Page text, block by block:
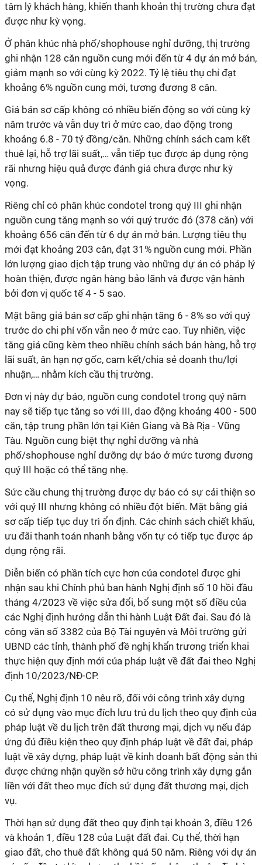
tâm lý khách hàng, khiến thanh khoản thị trường chưa đạt
được như kỳ vọng.
Ở phân khúc nhà phố/shophouse nghỉ dưỡng, thị trường
ghi nhận 128 căn nguồn cung mới đến từ 4 dự án mở bán,
giảm mạnh so với cùng kỳ 2022. Tỷ lệ tiêu thụ chỉ đạt
khoảng 6% nguồn cung mới, tương đương 8 căn.
Giá bán sơ cấp không có nhiều biến động so với cùng kỳ
năm trước và vẫn duy trì ở mức cao, dao động trong
khoảng 6.8 - 70 tỷ đồng/căn. Những chính sách cam kết
thuê lại, hỗ trợ lãi suất,… vẫn tiếp tục được áp dụng rộng
rãi nhưng hiệu quả được đánh giá chưa được như kỳ
vọng.
Riêng chỉ có phân khúc condotel trong quý III ghi nhận
nguồn cung tăng mạnh so với quý trước đó (378 căn) với
khoảng 656 căn đến từ 6 dự án mở bán. Lượng tiêu thụ
mới đạt khoảng 203 căn, đạt 31% nguồn cung mới. Phần
lớn lượng giao dịch tập trung vào những dự án có pháp lý
hoàn thiện, được ngân hàng bảo lãnh và được vận hành
bởi đơn vị quốc tế 4 - 5 sao.
Mặt bằng giá bán sơ cấp ghi nhận tăng 6 - 8% so với quý
trước do chi phí vốn vẫn neo ở mức cao. Tuy nhiên, việc
tăng giá cũng kèm theo nhiều chính sách bán hàng, hỗ trợ
lãi suất, ân hạn nợ gốc, cam kết/chia sẻ doanh thu/lợi
nhuận,… nhằm kích cầu thị trường.
Đơn vị này dự báo, nguồn cung condotel trong quý năm
nay sẽ tiếp tục tăng so với III, dao động khoảng 400 - 500
căn, tập trung phần lớn tại Kiên Giang và Bà Rịa - Vũng
Tàu. Nguồn cung biệt thự nghỉ dưỡng và nhà
phố/shophouse nghỉ dưỡng dự báo ở mức tương đương
quý III hoặc có thể tăng nhẹ.
Sức cầu chung thị trường được dự báo có sự cải thiện so
với quý III nhưng không có nhiều đột biến. Mặt bằng giá
sơ cấp tiếp tục duy trì ổn định. Các chính sách chiết khấu,
ưu đãi thanh toán nhanh bằng vốn tự có tiếp tục được áp
dụng rộng rãi.
Diễn biến có phần tích cực hơn của condotel được ghi
nhận sau khi Chính phủ ban hành Nghị định số 10 hồi đầu
tháng 4/2023 về việc sửa đổi, bổ sung một số điều của
các Nghị định hướng dẫn thi hành Luật Đất đai. Sau đó là
công văn số 3382 của Bộ Tài nguyên và Môi trường gửi
UBND các tỉnh, thành phố đề nghị khẩn trương triển khai
thực hiện quy định mới của pháp luật về đất đai theo Nghị
định 10/2023/NĐ-CP.
Cụ thể, Nghị định 10 nêu rõ, đối với công trình xây dựng
có sử dụng vào mục đích lưu trú du lịch theo quy định của
pháp luật về du lịch trên đất thương mại, dịch vụ nếu đáp
ứng đủ điều kiện theo quy định pháp luật về đất đai, pháp
luật về xây dựng, pháp luật về kinh doanh bất động sản thì
được chứng nhận quyền sở hữu công trình xây dựng gắn
liền với đất theo mục đích sử dụng đất thương mại, dịch
vụ.
Thời hạn sử dụng đất theo quy định tại khoản 3, điều 126
và khoản 1, điều 128 của Luật đất đai. Cụ thể, thời hạn
giao đất, cho thuê đất không quá 50 năm. Riêng với dự án